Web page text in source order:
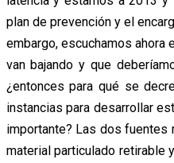
plan de prevención y el
embargo, escuchamos ahora
van bajando y que
¿entonces para qué se
instancias para desarrollar
importante? Las dos
material particulado retirable